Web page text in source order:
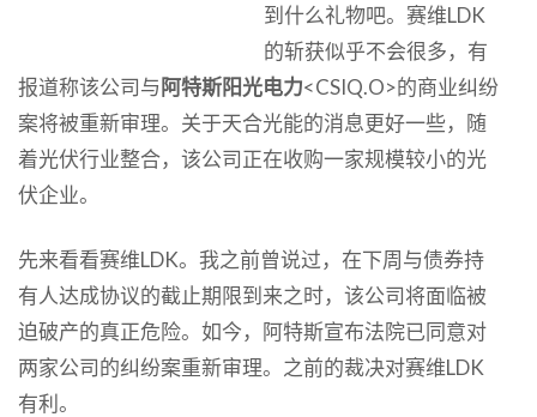
到什么礼物吧。赛维LDK
的斩获似乎不会很多，有
报道称该公司与 阿特斯阳光电力<CSIQ.O>的商业纠纷
案将被重新审理。关于天合光能的消息更好一些，随
着光伏行业整合，该公司正在收购一家规模较小的光
伏企业。
先来看看赛维LDK。我之前曾说过，在下周与债券持
有人达成协议的截止期限到来之时， 该公司将面临被
迫破产的真正危险。如今，阿特斯宣布法院已同意对
两家公司的纠纷案重新审理。之前的裁决对赛维LDK
有利。